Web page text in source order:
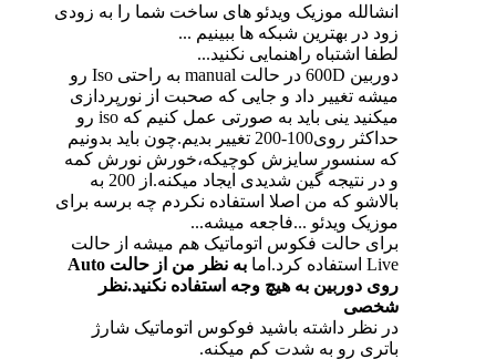
انشالله موزیک ویدئو های ساخت شما را به زودی
زود در بهترین شبکه ها ببینیم ...
لطفا اشتباه راهنمایی نکنید...
دوربین 600D در حالت manual به راحتی Iso رو
میشه تغییر داد و جایی که صحبت از نورپردازی
میکنید ینی باید به صورتی عمل کنیم که iso رو
حداکثر روی100-200 تغییر بدیم.چون باید بدونیم
که سنسور سایزش کوچیکه،خورش نورش کمه
و در نتیجه گین شدیدی ایجاد میکنه.از 200 به
بالاشو که من اصلا استفاده نکردم چه برسه برای
موزیک ویدئو ...فاجعه میشه...
برای حالت فکوس اتوماتیک هم میشه از حالت
Live استفاده کرد.اما
به نظر من از حالت Auto
روی دوربین به هیچ وجه استفاده نکنید.نظر
شخصی
در نظر داشته باشید فوکوس اتوماتیک شارژ
باتری رو به شدت کم میکنه.